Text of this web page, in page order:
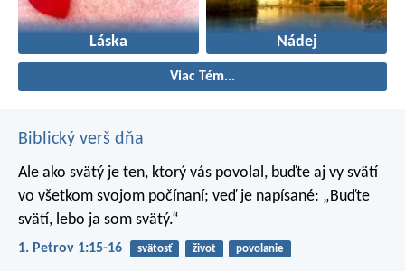
Láska Nádej
Viac Tém...
Biblický verš dňa
Ale ako svätý je ten, ktorý vás povolal, buďte aj vy svätí
vo všetkom svojom počínaní; veď je napísané: „Buďte
svätí, lebo ja som svätý.“
1. Petrov 1:15-16 svätosť život povolanie